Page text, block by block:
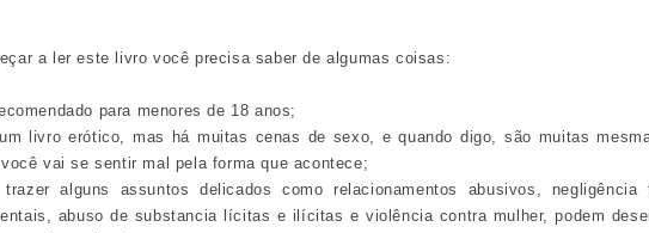
a ler este livro você precisa saber de algumas coisas:
para menores de 18 anos;
livro erótico, mas há muitas cenas de sexo, e quando digo, são muitas
vai se sentir mal pela forma que acontece;
alguns assuntos delicados como relacionamentos abusivos, negligência
abuso de substancia lícitas e ilícitas e violência contra mulher, podem